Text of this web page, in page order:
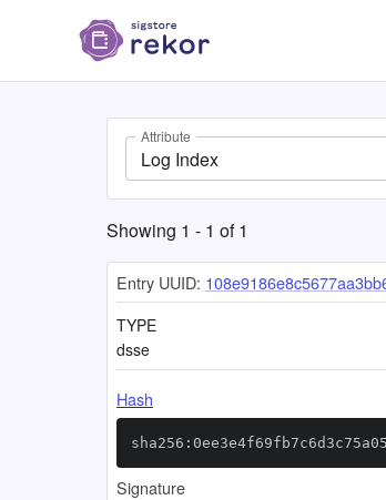
Attribute
Log Index
Showing 1 - 1 of1
Entry UUID:
TYPE
dsse
Hash
Signature